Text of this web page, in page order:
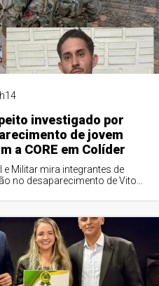
investigado por
de jovem
a CORE em Colíder
Militar mira integrantes de
no desaparecimento de Vitor